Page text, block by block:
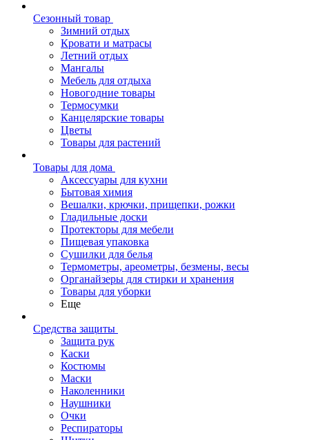
Сезонный товар
Зимний отдых
Кровати и матрасы
Летний отдых
Мангалы
Мебель для отдыха
Новогодние товары
Термосумки
Канцелярские товары
Цветы
Товары для растений
Товары для дома
Аксессуары для кухни
Бытовая химия
Вешалки, крючки, прищепки, рожки
Гладильные доски
Протекторы для мебели
Пищевая упаковка
Сушилки для белья
Термометры, ареометры, безмены, весы
Органайзеры для стирки и хранения
Товары для уборки
Еще
Средства защиты
Защита рук
Каски
Костюмы
Маски
Наколенники
Наушники
Очки
Респираторы